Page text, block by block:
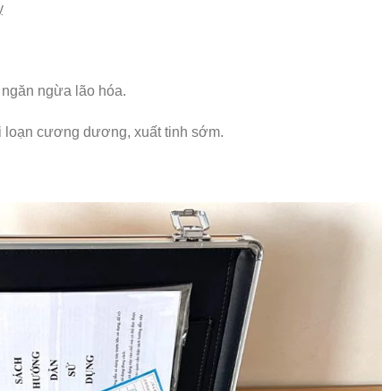
ngừa lão hóa.
loạn cương dương, xuất tinh sớm.